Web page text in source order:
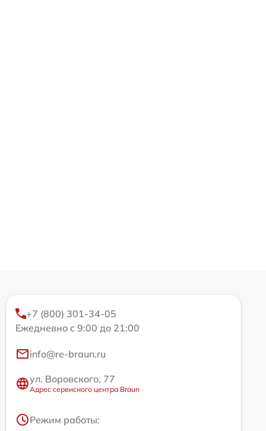
+7 (800) 301-34-05
Ежедневно с 9:00 до 21:00
info@re-braun.ru
ул. Воровского, 77
Адрес сервисного центра Braun
Режим работы: